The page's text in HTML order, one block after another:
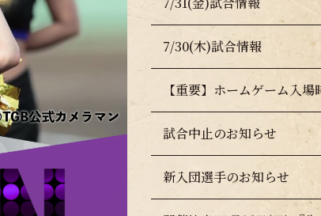
7/30(木)試合情報
試合中止のお知らせ
新入団選手のお知らせ